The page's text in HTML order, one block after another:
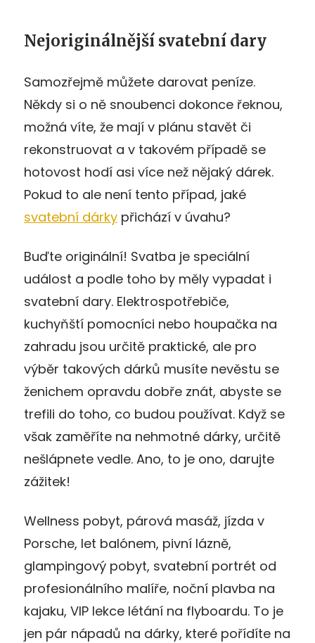
Nejoriginálnější svatební dary
Samozřejmě můžete darovat peníze.
Někdy si o ně snoubenci dokonce řeknou,
možná víte, že mají v plánu stavět či
rekonstruovat a v takovém případě se
hotovost hodí asi více než nějaký dárek.
Pokud to ale není tento případ, jaké
svatební dárky přichází v úvahu?
Buďte originální! Svatba je speciální
událost a podle toho by měly vypadat i
svatební dary. Elektrospotřebiče,
kuchyňští pomocníci nebo houpačka na
zahradu jsou určitě praktické, ale pro
výběr takových dárků musíte nevěstu se
ženichem opravdu dobře znát, abyste se
trefili do toho, co budou používat. Když se
však zaměříte na nehmotné dárky, určitě
nešlápnete vedle. Ano, to je ono, darujte
zážitek!
Wellness pobyt, párová masáž, jízda v
Porsche, let balónem, pivní lázně,
glampingový pobyt, svatební portrét od
profesionálního malíře, noční plavba na
kajaku, VIP lekce létání na flyboardu. To je
jen pár nápadů na dárky, které pořídíte na